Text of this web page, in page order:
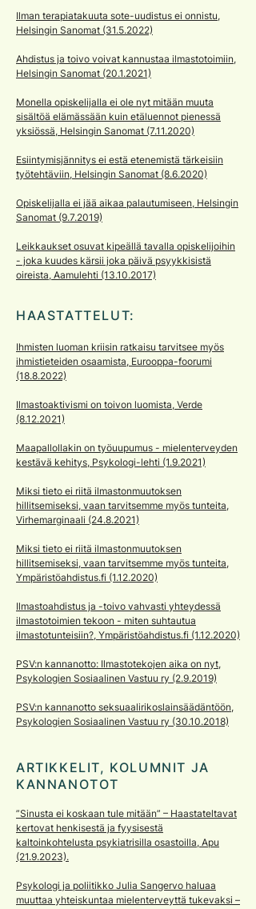
Ilman terapiatakuuta sote-uudistus ei onnistu,
Helsingin Sanomat (31.5.2022)
Ahdistus ja toivo voivat kannustaa ilmastotoimiin,
Helsingin Sanomat (20.1.2021)
Monella opiskelijalla ei ole nyt mitään muuta
sisältöä elämässään kuin etäluennot pienessä
yksiössä, Helsingin Sanomat (7.11.2020)
Esiintymisjännitys ei estä etenemistä tärkeisiin
työtehtäviin, Helsingin Sanomat (8.6.2020)
Opiskelijalla ei jää aikaa palautumiseen, Helsingin
Sanomat (9.7.2019)
Leikkaukset osuvat kipeällä tavalla opiskelijoihin
- joka kuudes kärsii joka päivä psyykkisistä
oireista, Aamulehti (13.10.2017)
HAASTATTELUT:
Ihmisten luoman kriisin ratkaisu tarvitsee myös
ihmistieteiden osaamista, Eurooppa-foorumi
(18.8.2022)
Ilmastoaktivismi on toivon luomista, Verde
(8.12.2021)
Maapallollakin on työuupumus - mielenterveyden
kestävä kehitys, Psykologi-lehti (1.9.2021)
Miksi tieto ei riitä ilmastonmuutoksen
hillitsemiseksi, vaan tarvitsemme myös tunteita,
Virhemarginaali (24.8.2021)
Miksi tieto ei riitä ilmastonmuutoksen
hillitsemiseksi, vaan tarvitsemme myös tunteita,
Ympäristöahdistus.fi (1.12.2020)
Ilmastoahdistus ja -toivo vahvasti yhteydessä
ilmastotoimien tekoon - miten suhtautua
ilmastotunteisiin?, Ympäristöahdistus.fi (1.12.2020)
PSV:n kannanotto: Ilmastotekojen aika on nyt,
Psykologien Sosiaalinen Vastuu ry (2.9.2019)
PSV:n kannanotto seksuaalirikoslainsäädäntöön,
Psykologien Sosiaalinen Vastuu ry (30.10.2018)
ARTIKKELIT, KOLUMNIT JA
KANNANOTOT
”Sinusta ei koskaan tule mitään” – Haastateltavat
kertovat henkisestä ja fyysisestä
kaltoinkohtelusta psykiatrisilla osastoilla, Apu
(21.9.2023).
Psykologi ja poliitikko Julia Sangervo haluaa
muuttaa yhteiskuntaa mielenterveyttä tukevaksi –